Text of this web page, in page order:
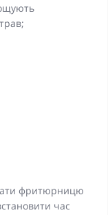
фритюрницю
час